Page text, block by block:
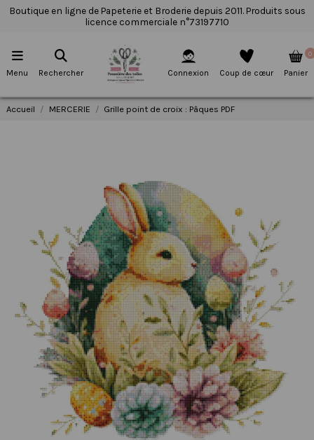
Boutique en ligne de Papeterie et Broderie depuis 2011. Produits sous
licence commerciale n°73197710
Menu Rechercher Connexion Coup de cœur
0
Panier
Accueil MERCERIE Grille point de croix : Pâques PDF